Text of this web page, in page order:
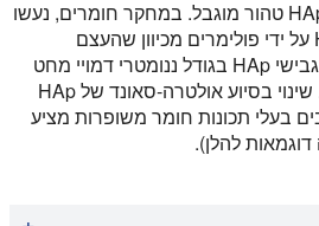
בשל פריכותו, היישום של HAp טהור מוגבל. במחקר חומרים, נעשו
מאמצים רבים לשנות HAp על ידי פולימרים מכיוון שהעצם
הטבעית מורכבת בעיקר מגבישי HAp בגודל ננומטרי דמויי מחט
(מהווה כ-65wt% מהעצם). שינוי בסיוע אולטרה-סאונד של HAp
בעלי תכונות חומר משופרות מציע
להלן).